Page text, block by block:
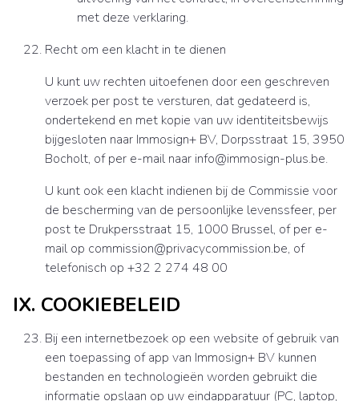
met deze verklaring.
Recht om een klacht in te dienen
U kunt uw rechten uitoefenen door een geschreven
verzoek per post te versturen, dat gedateerd is,
ondertekend en met kopie van uw identiteitsbewijs
bijgesloten naar Immosign+ BV, Dorpsstraat 15, 3950
Bocholt, of per e-mail naar info@immosign-plus.be.
U kunt ook een klacht indienen bij de Commissie voor
de bescherming van de persoonlijke levenssfeer, per
post te Drukpersstraat 15, 1000 Brussel, of per e-
mail op commission@privacycommission.be, of
telefonisch op +32 2 274 48 00
IX. COOKIEBELEID
Bij een internetbezoek op een website of gebruik van
een toepassing of app van Immosign+ BV kunnen
bestanden en technologieën worden gebruikt die
informatie opslaan op uw eindapparatuur (PC, laptop,